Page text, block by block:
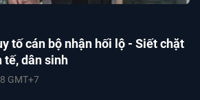
tố cán bộ nhận hối lộ - Siết chặt
tế, dân sinh
GMT+7